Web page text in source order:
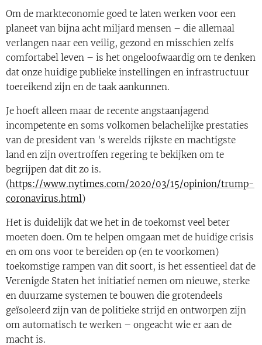
Om de markteconomie goed te laten werken voor een
planeet van bijna acht miljard mensen – die allemaal
verlangen naar een veilig, gezond en misschien zelfs
comfortabel leven – is het ongeloofwaardig om te denken
dat onze huidige publieke instellingen en infrastructuur
toereikend zijn en de taak aankunnen.
Je hoeft alleen maar de recente angstaanjagend
incompetente en soms volkomen belachelijke prestaties
van de president van 's werelds rijkste en machtigste
land en zijn overtroffen regering te bekijken om te
begrijpen dat dit zo is.
(https://www.nytimes.com/2020/03/15/opinion/trump-
coronavirus.html)
Het is duidelijk dat we het in de toekomst veel beter
moeten doen. Om te helpen omgaan met de huidige crisis
en om ons voor te bereiden op (en te voorkomen)
toekomstige rampen van dit soort, is het essentieel dat de
Verenigde Staten het initiatief nemen om nieuwe, sterke
en duurzame systemen te bouwen die grotendeels
geïsoleerd zijn van de politieke strijd en ontworpen zijn
om automatisch te werken – ongeacht wie er aan de
macht is.